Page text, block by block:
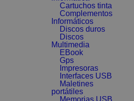
Cartuchos tinta
Complementos
Informáticos
Discos duros
Discos
Multimedia
EBook
Gps
Impresoras
Interfaces USB
Maletines
portátiles
Memorias USB